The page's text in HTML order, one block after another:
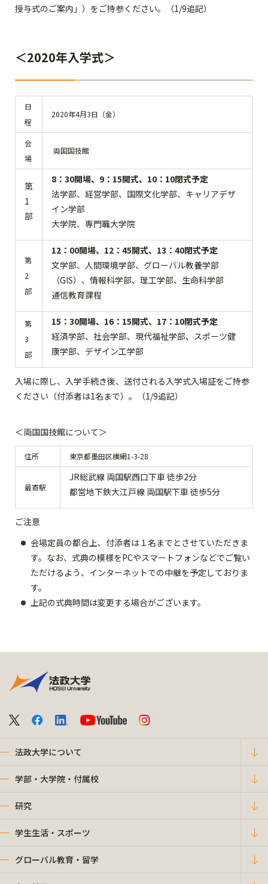
授与式のご案内」）をご持参ください。（1/9追記）
＜2020年入学式＞
日
程
2020年4月3日（金）
会
場
両国国技館
第
1
部
8：30開場、9：15開式、10：10閉式予定
法学部、経営学部、国際文化学部、キャリアデザ
イン学部
大学院、専門職大学院
第
2
部
12：00開場、12：45開式、13：40閉式予定
文学部、人間環境学部、グローバル教養学部
（GIS）、情報科学部、理工学部、生命科学部
通信教育課程
第
3
部
15：30開場、16：15開式、17：10閉式予定
経済学部、社会学部、現代福祉学部、スポーツ健
康学部、デザイン工学部
入場に際し、入学手続き後、送付される入学式入場証をご持参
ください（付添者は1名まで）。（1/9追記）
＜両国国技館について＞
住所 東京都墨田区横網1-3-28
最寄駅
JR総武線 両国駅西口下車 徒歩2分
都営地下鉄大江戸線 両国駅下車 徒歩5分
ご注意
会場定員の都合上、付添者は１名までとさせていただきま
す。なお、式典の模様をPCやスマートフォンなどでご覧い
ただけるよう、インターネットでの中継を予定しておりま
す。
上記の式典時間は変更する場合がございます。
法政大学について
学部・大学院・付属校
研究
学生生活・スポーツ
グローバル教育・留学